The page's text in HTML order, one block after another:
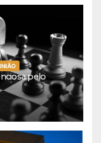
pelo